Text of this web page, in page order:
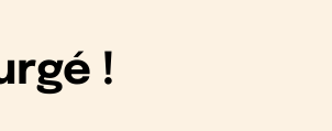
!